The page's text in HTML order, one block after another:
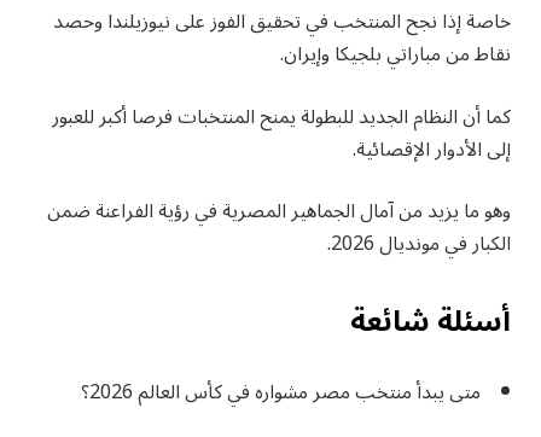
خاصة إذا نجح المنتخب في تحقيق الفوز على نيوزيلندا وحصد
نقاط من مباراتي بلجيكا وإيران.
كما أن النظام الجديد للبطولة يمنح المنتخبات فرصا أكبر للعبور
إلى الأدوار الإقصائية.
وهو ما يزيد من آمال الجماهير المصرية في رؤية الفراعنة ضمن
الكبار في مونديال 2026.
أسئلة شائعة
متى يبدأ منتخب مصر مشواره في كأس العالم 2026؟